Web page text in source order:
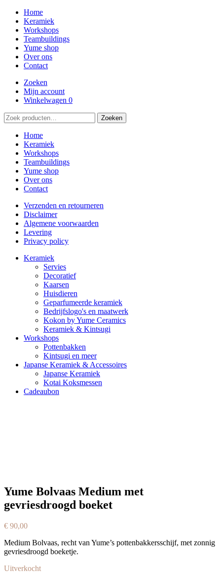
Home
Keramiek
Workshops
Teambuildings
Yume shop
Over ons
Contact
Zoeken
Mijn account
Winkelwagen 0
Zoeken
naar:
Zoeken
Home
Keramiek
Workshops
Teambuildings
Yume shop
Over ons
Contact
Verzenden en retourneren
Disclaimer
Algemene voorwaarden
Levering
Privacy policy
Keramiek
Servies
Decoratief
Kaarsen
Huisdieren
Geparfumeerde keramiek
Bedrijfslogo's en maatwerk
Kokon by Yume Ceramics
Keramiek & Kintsugi
Workshops
Pottenbakken
Kintsugi en meer
Japanse Keramiek & Accessoires
Japanse Keramiek
Kotai Koksmessen
Cadeaubon
Yume Bolvaas Medium met
gevriesdroogd boeket
€ 90,00
Medium Bolvaas, recht van Yume’s pottenbakkersschijf, met zonnig
gevriesdroogd boeketje.
Uitverkocht